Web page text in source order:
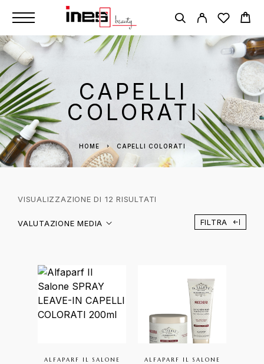
CAPELLI
COLORATI
HOME CAPELLI COLORATI
VISUALIZZAZIONE DI 12 RISULTATI
VALUTAZIONE MEDIA FILTRA
ALFAPARF IL SALONE
ALFAPARF IL SALONE